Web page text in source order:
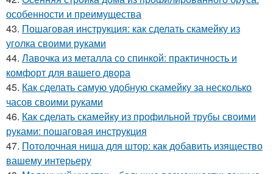
особенности и преимущества
43. Пошаговая инструкция: как сделать скамейку из
уголка своими руками
44. Лавочка из металла со спинкой: практичность и
комфорт для вашего двора
45. Как сделать самую удобную скамейку за несколько
часов своими руками
46. Как сделать скамейку из профильной трубы своими
руками: пошаговая инструкция
47. Потолочная ниша для штор: как добавить изящество
вашему интерьеру